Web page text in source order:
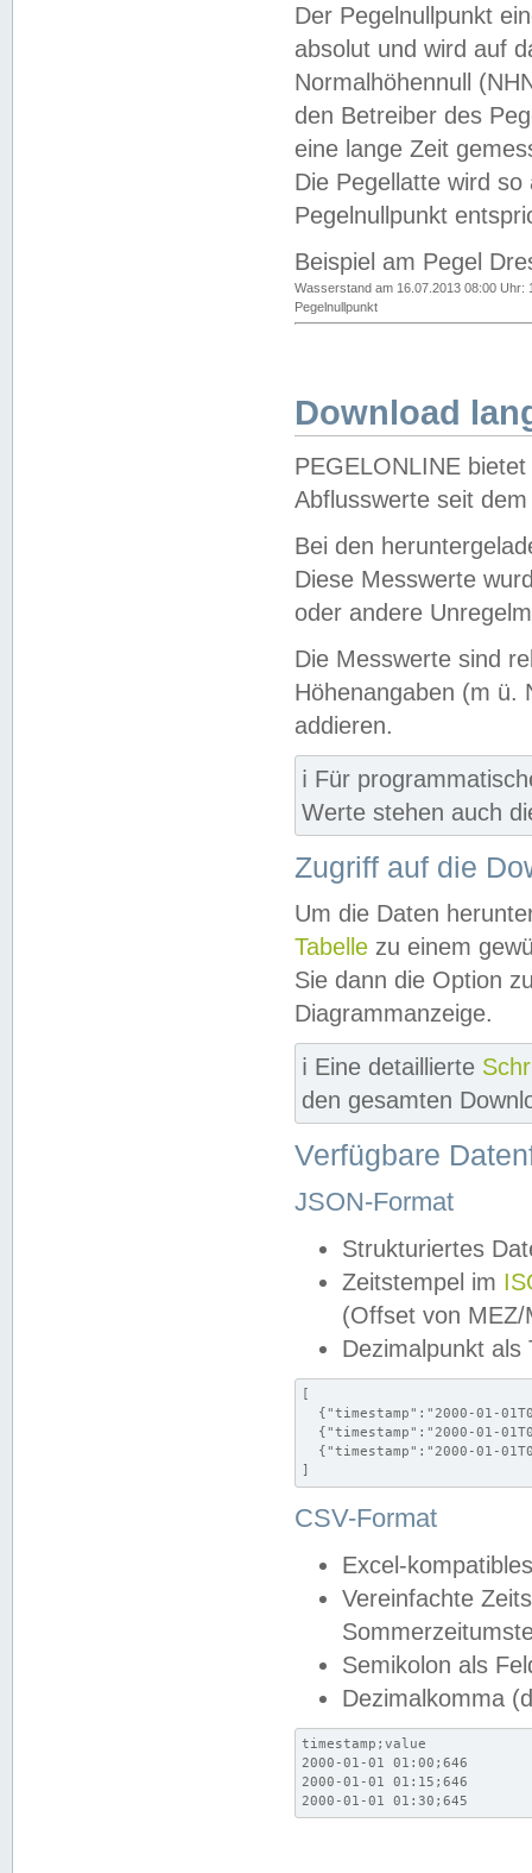
Der Pegelnullpunkt
absolut und wird auf
Normalhöhennull
den Betreiber des
eine lange Zeit
Die Pegellatte wird
Pegelnullpunkt
Beispiel am Pegel
Wasserstand am 16.07.2013 08:00 Uhr:
Pegelnullpunkt
Download
PEGELONLINE
Abflusswerte seit
Bei den
Diese Messwerte
oder andere
Die Messwerte sind
Höhenangaben (m ü.
addieren.
ℹ️ Für
Werte stehen auch
Zugriff auf die
Um die Daten
Tabelle zu einem
Sie dann die Option
Diagrammanzeige.
ℹ️ Eine detaillierte
den gesamten
Verfügbare
JSON-Format
Strukturiertes
Zeitstempel im
(Offset von MEZ/
Dezimalpunkt als
[
{"timestamp":"2000-01-
{"timestamp":"2000-01-
{"timestamp":"2000-01-
]
CSV-Format
Excel-
Vereinfachte
Semikolon als
Dezimalkomma
timestamp;value
2000-01-01 01:00;646
2000-01-01 01:15;646
2000-01-01 01:30;645